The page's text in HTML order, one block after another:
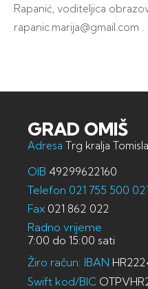
Rapanić, voditeljica
rapanic.marija@gmail.com .
GRAD OMIŠ
Adresa Trg kralja
OIB 49299622160
Telefon 021 755 500
Fax 021 862 022
Radno vrijeme
7:00 do 15:00 sati
Žiro račun: IBAN
Swift kod/BIC